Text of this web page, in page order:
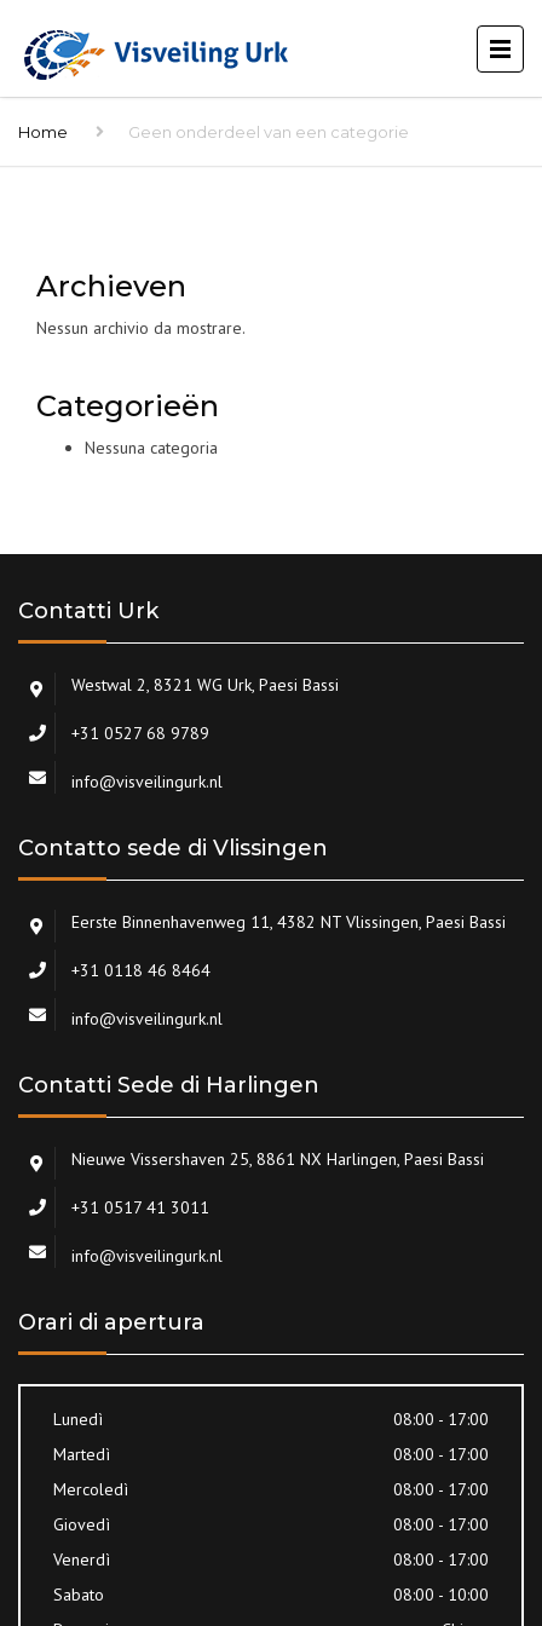
Home Geen onderdeel van een categorie
Archieven
Nessun archivio da mostrare.
Categorieën
Nessuna categoria
Contatti Urk
Westwal 2, 8321 WG Urk, Paesi Bassi
+31 0527 68 9789
info@visveilingurk.nl
Contatto sede di Vlissingen
Eerste Binnenhavenweg 11, 4382 NT Vlissingen, Paesi Bassi
+31 0118 46 8464
info@visveilingurk.nl
Contatti Sede di Harlingen
Nieuwe Vissershaven 25, 8861 NX Harlingen, Paesi Bassi
+31 0517 41 3011
info@visveilingurk.nl
Orari di apertura
Lunedì
08:00 - 17:00
Martedì
08:00 - 17:00
Mercoledì
08:00 - 17:00
Giovedì
08:00 - 17:00
Venerdì
08:00 - 17:00
Sabato
08:00 - 10:00